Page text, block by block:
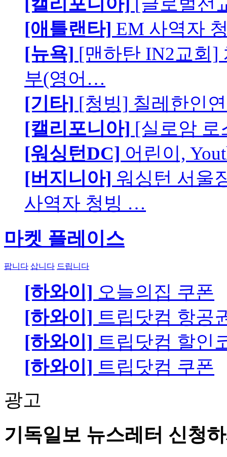
[애틀랜타] EM 사역자
[뉴욕] [맨하탄 IN2교회]
부(영어…
[기타] [청빙] 칠레한인
[캘리포니아] [실로암 로
[워싱턴DC] 어린이,
[버지니아] 워싱턴 서울
사역자 청빙 …
마켓 플레이스
팝니다 삽니다 드립니다
[하와이] 오늘의집 쿠폰
[하와이] 트립닷컴 항공
[하와이] 트립닷컴 할인
[하와이] 트립닷컴 쿠폰
광고
기독일보 뉴스레터 신청